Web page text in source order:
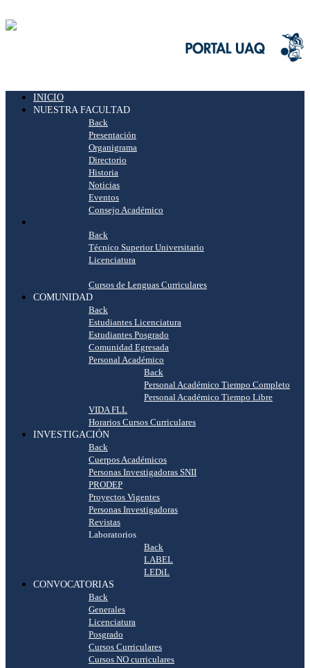
INICIO
NUESTRA FACULTAD
Back
Presentación
Organigrama
Directorio
Historia
Noticias
Eventos
Consejo Académico
Back
Técnico Superior Universitario
Licenciatura
Cursos de Lenguas Curriculares
COMUNIDAD
Back
Estudiantes Licenciatura
Estudiantes Posgrado
Comunidad Egresada
Personal Académico
Back
Personal Académico Tiempo Completo
Personal Académico Tiempo Libre
VIDA FLL
Horarios Cursos Curriculares
INVESTIGACIÓN
Back
Cuerpos Académicos
Personas Investigadoras SNII
PRODEP
Proyectos Vigentes
Personas Investigadoras
Revistas
Laboratorios
Back
LABEL
LEDiL
CONVOCATORIAS
Back
Generales
Licenciatura
Posgrado
Cursos Curriculares
Cursos NO curriculares